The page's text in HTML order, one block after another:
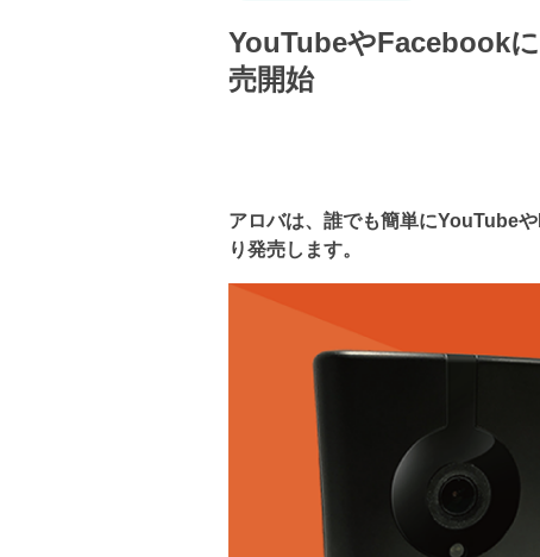
YouTubeやFacebook
売開始
アロバは、誰でも簡単にYouTube
り発売します。